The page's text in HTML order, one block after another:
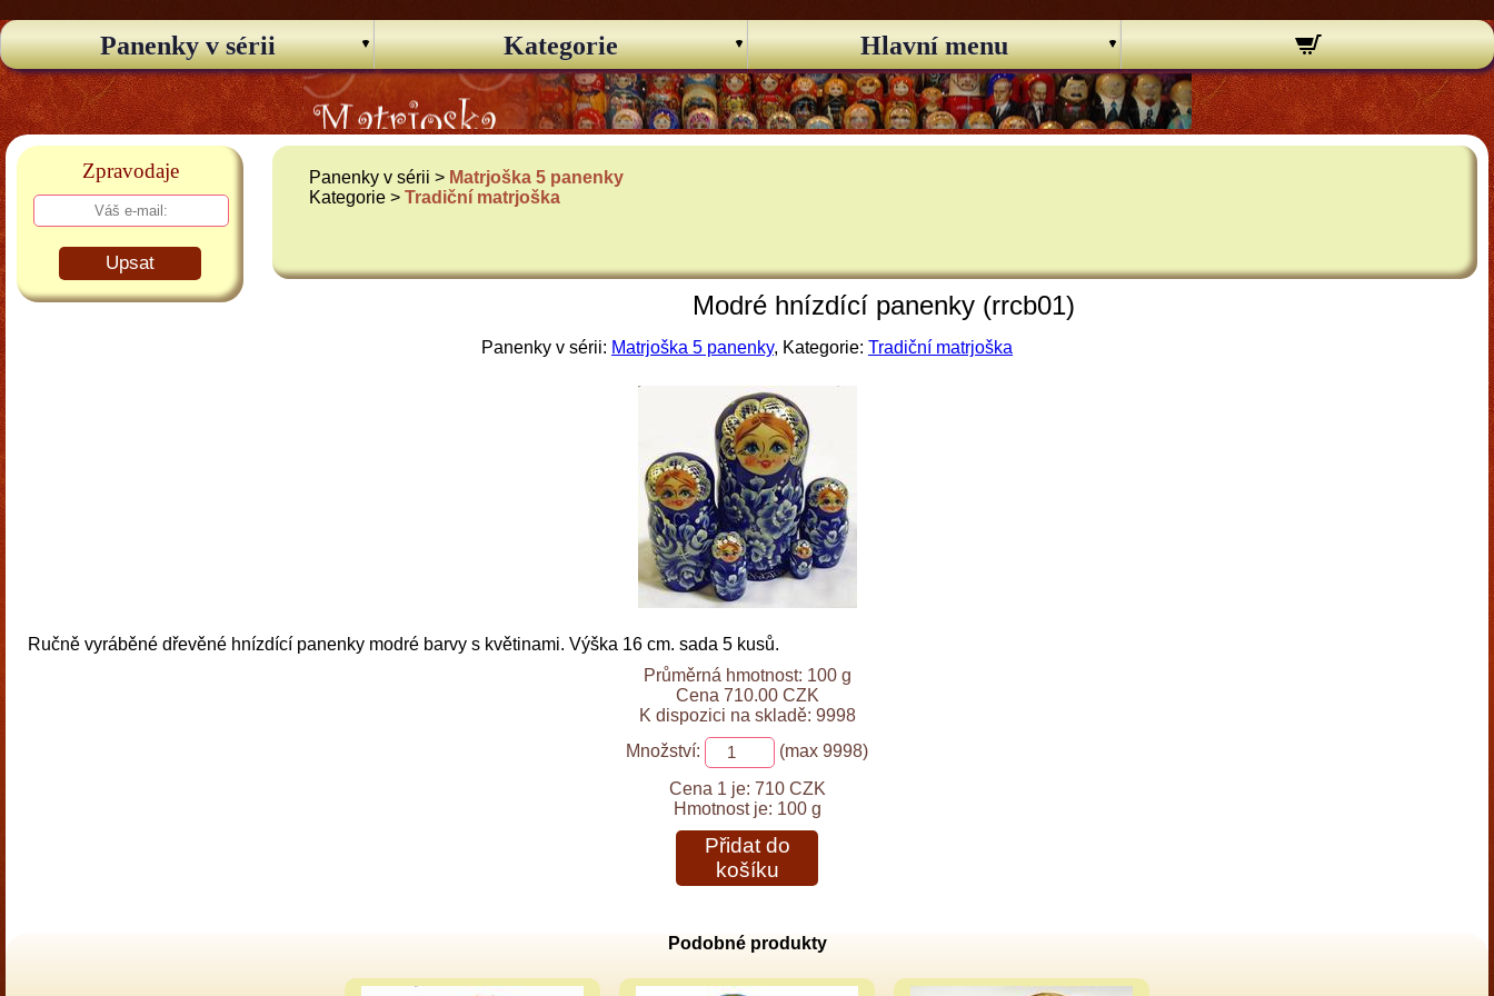
Panenky v sérii Kategorie Hlavní menu
Zpravodaje
Upsat
Panenky v sérii > Matrjoška 5 panenky
Kategorie >Tradiční matrjoška
Modré hnízdící panenky (rrcb01)
Panenky v sérii: Matrjoška 5 panenky, Kategorie: Tradiční matrjoška
Ručně vyráběné dřevěné hnízdící panenky modré barvy s květinami. Výška 16 cm. sada 5 kusů.
Průměrná hmotnost: 100 g
Cena 710.00 CZK
K dispozici na skladě: 9998
Množství:
(max 9998)
Cena 1 je: 710 CZK
Hmotnost je: 100 g
Přidat do
košíku
Podobné produkty